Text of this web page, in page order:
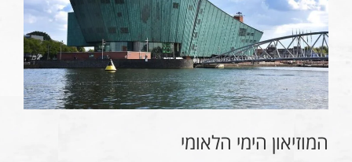
המוזיאון הימי הלאומי